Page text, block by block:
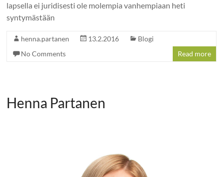
lapsella ei juridisesti ole molempia vanhempiaan heti
syntymästään
henna.partanen 13.2.2016
Blogi
No Comments
Read more
Henna Partanen